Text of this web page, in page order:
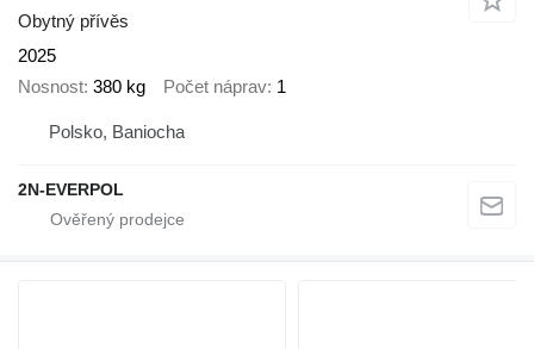
Obytný přívěs
2025
Nosnost 380 kg Počet náprav 1
Polsko, Baniocha
2N-EVERPOL